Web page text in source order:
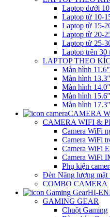
Laptop dưới
Laptop từ 10-
Laptop từ 15-
Laptop từ 20-
Laptop từ 25-
Laptop trên 30
LAPTOP THEO
Màn hình 11.6″
Màn hình 13.3″
Màn hình 14.0″
Màn hình 15.6″
Màn hình 17.3″
CAMERA
CAMERA WIFI &
Camera WiFi
Camera WiFi
Camera WiFi
Camera WiFi
Phụ kiện
Đèn Năng lượng mặt
COMBO CAMERA
HI-
GAMING GEAR
Chuột Gaming